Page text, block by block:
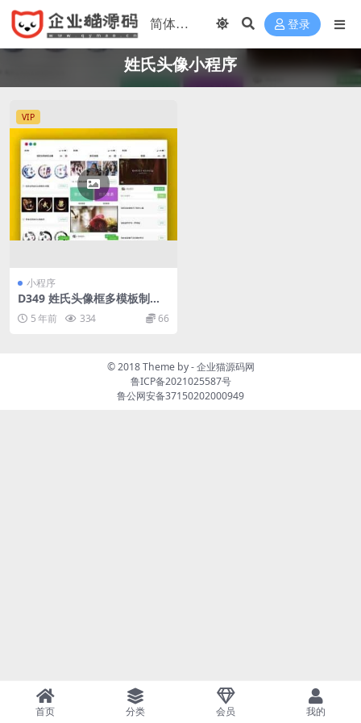
登录
姓氏头像小程序
VIP
小程序
D349 姓氏头像框多模板制作
微信小程序源码下载,复古等等
超多模板支持流量主
5 年前 334 66
© 2018 Theme by -企业猫源码网
鲁ICP备2021025587号
鲁公网安备37150202000949
首页 分类 会员 我的